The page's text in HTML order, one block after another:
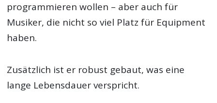
programmieren wollen – aber auch für
Musiker, die nicht so viel Platz für Equipment
haben.
Zusätzlich ist er robust gebaut, was eine
lange Lebensdauer verspricht.